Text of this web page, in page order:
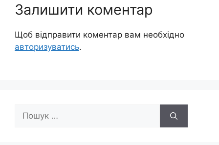
Залишити коментар
Щоб відправити коментар вам необхідно
авторизуватись.
Пошук: